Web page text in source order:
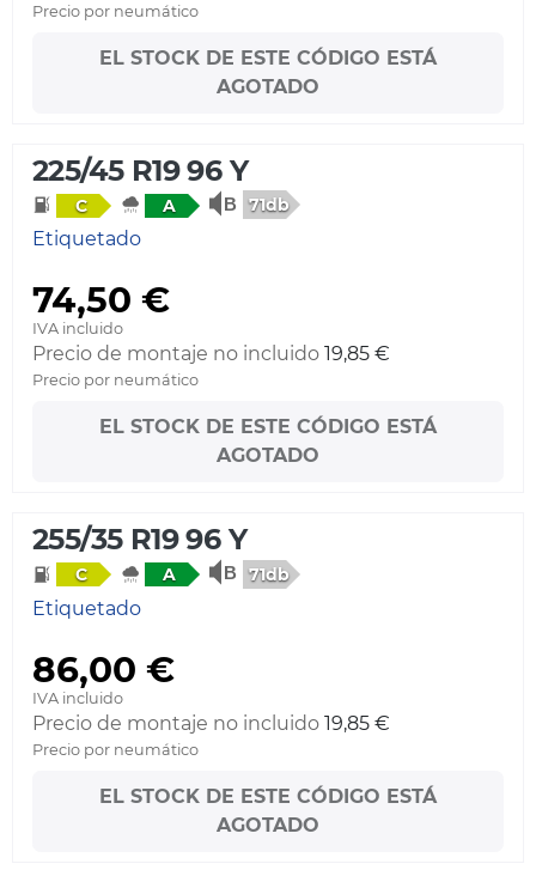
Precio por neumático
EL STOCK DE ESTE CÓDIGO ESTÁ
AGOTADO
225/45 R19 96 Y
C A 71db
Etiquetado
74,50 €
IVA incluido
Precio de montaje no incluido 19,85 €
Precio por neumático
EL STOCK DE ESTE CÓDIGO ESTÁ
AGOTADO
255/35 R19 96 Y
C A 71db
Etiquetado
86,00 €
IVA incluido
Precio de montaje no incluido 19,85 €
Precio por neumático
EL STOCK DE ESTE CÓDIGO ESTÁ
AGOTADO